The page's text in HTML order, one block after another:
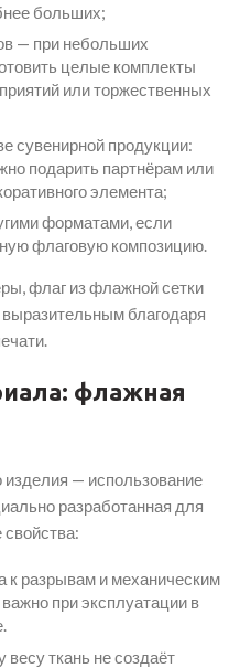
больших;
— при небольших
целые комплекты
или торжественных
сувенирной продукции:
подарить партнёрам или
элемента;
форматами, если
флаговую композицию.
флаг из флажной сетки
благодаря
флажная
изделия — использование
разработанная для
к разрывам и механическим
при эксплуатации в
ткань не создаёт